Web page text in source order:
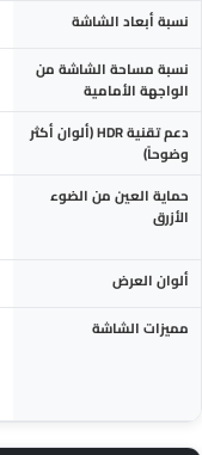
نسبة أبعاد الشاشة
نسبة مساحة الشاشة من
الواجهة الأمامية
دعم تقنية HDR (ألوان أكثر
وضوحاً)
حماية العين من الضوء
الأزرق
ألوان العرض
مميزات الشاشة